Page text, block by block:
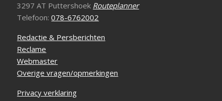
3297 AT Puttershoek Routeplanner
Telefoon:078-6762002
Redactie & Persberichten
Reclame
Webmaster
Overige vragen/opmerkingen
Privacy verklaring